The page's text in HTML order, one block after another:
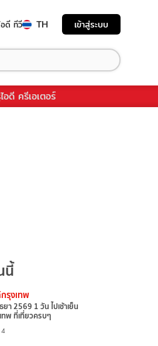
ดี ทีวี TH เข้าสู่ระบบ
อดี ครีเอเตอร์
นี้
รุงเทพ
า 2569 1 วัน ไปเช้าเย็น
พ ที่เที่ยวครบๆ
4